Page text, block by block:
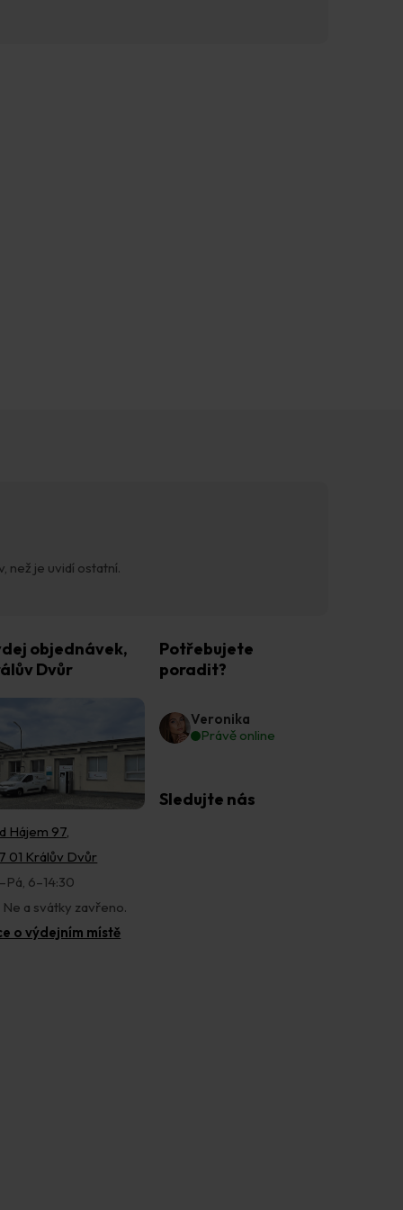
než je uvidí ostatní.
objednávek,
Dvůr
Hájem 97,
01 Králův Dvůr
6–14:30
Ne a svátky zavřeno.
o výdejním místě
Potřebujete
poradit?
Veronika
Právě online
Sledujte nás